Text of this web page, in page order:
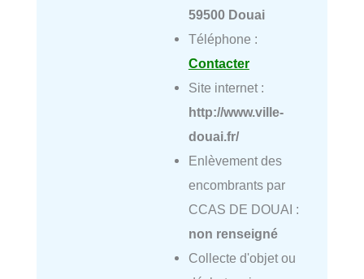
59500 Douai
Téléphone :
Contacter
Site internet :
http://www.ville-
douai.fr/
Enlèvement des
encombrants par
CCAS DE DOUAI :
non renseigné
Collecte d'objet ou